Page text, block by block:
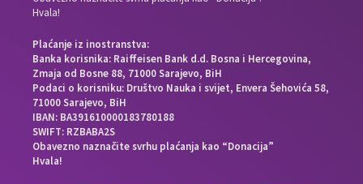
Hvala!
Plaćanje iz inostranstva:
Banka korisnika: Raiffeisen Bank d.d. Bosna i Hercegovina,
Zmaja od Bosne 88, 71000 Sarajevo, BiH
Podaci o korisniku: Društvo Nauka i svijet, Envera Šehovića 58,
71000 Sarajevo, BiH
IBAN: BA391610000183780188
SWIFT: RZBABA2S
Obavezno naznačite svrhu plaćanja kao “Donacija”
Hvala!